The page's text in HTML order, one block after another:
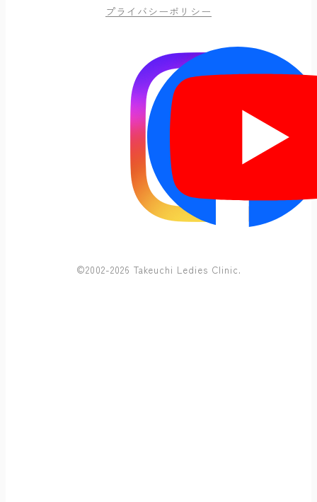
プライバシーポリシー
©2002-2026 Takeuchi Ledies Clinic.